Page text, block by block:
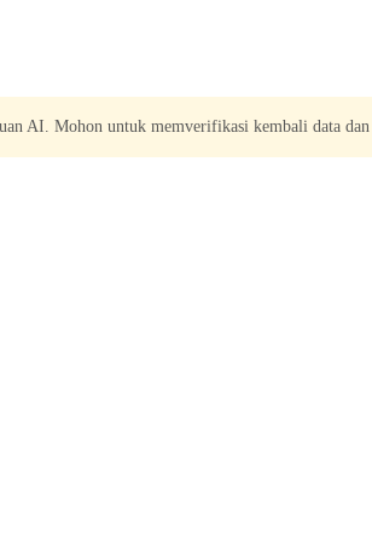
AI. Mohon untuk memverifikasi kembali data